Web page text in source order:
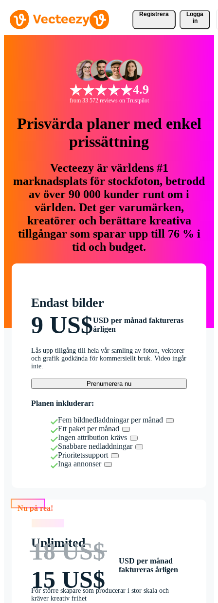
Registrera
Logga
in
4.9
from 33 572 reviews on Trustpilot
Prisvärda planer med enkel
prissättning
Vecteezy är världens #1
marknadsplats för stockfoton, betrodd
av över 90 000 kunder runt om i
världen. Det ger varumärken,
kreatörer och berättare kreativa
tillgångar som sparar upp till 76 % i
tid och budget.
Endast bilder
9 US$USD per månad faktureras
årligen
Lås upp tillgång till hela vår samling av foton, vektorer
och grafik godkända för kommersiellt bruk. Video ingår
inte.
Prenumerera nu
Planen inkluderar:
Fem bildnedladdningar per månad
Ett paket per månad
Ingen attribution krävs
Snabbare nedladdningar
Prioritetssupport
Inga annonser
Nu på rea!
Unlimited
18 US$
15 US$
USD per månad
faktureras årligen
För större skapare som producerar i stor skala och
kräver kreativ frihet